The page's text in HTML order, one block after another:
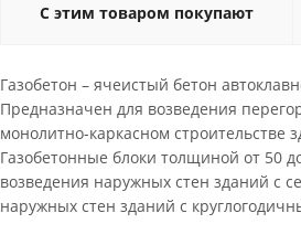
С этим товаром покупают
Газобетон – ячеистый бетон
Предназначен для возведения
монолитно-каркасном строительстве
Газобетонные блоки толщиной от 50
возведения наружных стен зданий с
наружных стен зданий с